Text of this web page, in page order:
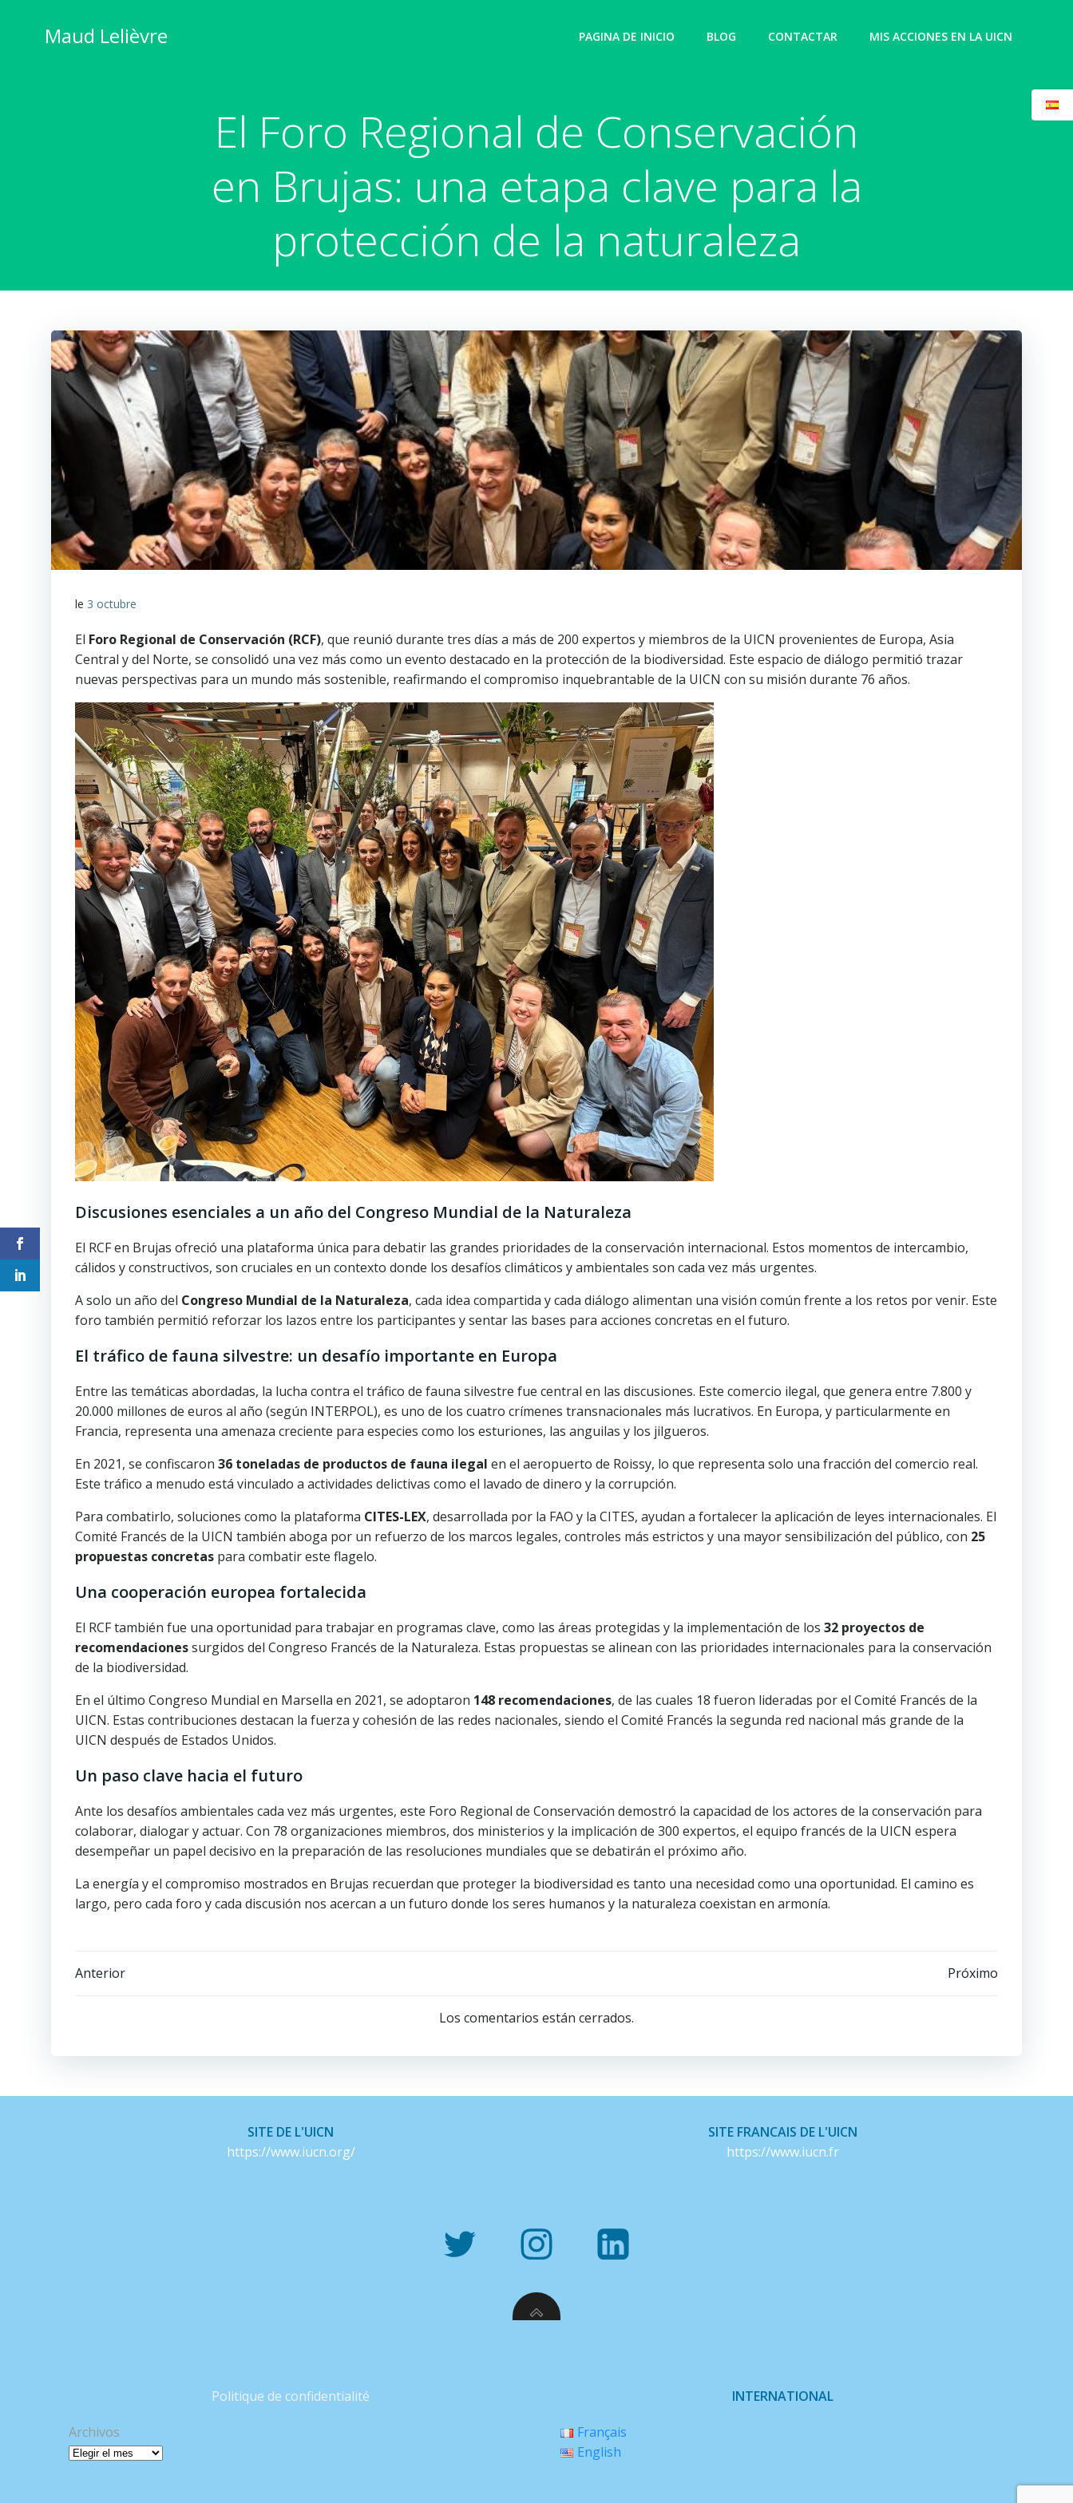
contenidoMaud Lelièvre PAGINA DE INICIO BLOG CONTACTAR MIS ACCIONES EN LA UICN
El Foro Regional de Conservación
en Brujas: una etapa clave para la
protección de la naturaleza
le 3 octubre
El Foro Regional de Conservación (RCF), que reunió durante tres días a más de 200 expertos y miembros de la UICN provenientes de Europa, Asia
Central y del Norte, se consolidó una vez más como un evento destacado en la protección de la biodiversidad. Este espacio de diálogo permitió trazar
nuevas perspectivas para un mundo más sostenible, reafirmando el compromiso inquebrantable de la UICN con su misión durante 76 años.
Discusiones esenciales a un año del Congreso Mundial de la Naturaleza
El RCF en Brujas ofreció una plataforma única para debatir las grandes prioridades de la conservación internacional. Estos momentos de intercambio,
cálidos y constructivos, son cruciales en un contexto donde los desafíos climáticos y ambientales son cada vez más urgentes.
A solo un año del Congreso Mundial de la Naturaleza, cada idea compartida y cada diálogo alimentan una visión común frente a los retos por venir. Este
foro también permitió reforzar los lazos entre los participantes y sentar las bases para acciones concretas en el futuro.
El tráfico de fauna silvestre: un desafío importante en Europa
Entre las temáticas abordadas, la lucha contra el tráfico de fauna silvestre fue central en las discusiones. Este comercio ilegal, que genera entre 7.800 y
20.000 millones de euros al año (según INTERPOL), es uno de los cuatro crímenes transnacionales más lucrativos. En Europa, y particularmente en
Francia, representa una amenaza creciente para especies como los esturiones, las anguilas y los jilgueros.
En 2021, se confiscaron 36 toneladas de productos de fauna ilegal en el aeropuerto de Roissy, lo que representa solo una fracción del comercio real.
Este tráfico a menudo está vinculado a actividades delictivas como el lavado de dinero y la corrupción.
Para combatirlo, soluciones como la plataforma CITES-LEX, desarrollada por la FAO y la CITES, ayudan a fortalecer la aplicación de leyes internacionales. El
Comité Francés de la UICN también aboga por un refuerzo de los marcos legales, controles más estrictos y una mayor sensibilización del público, con 25
propuestas concretas para combatir este flagelo.
Una cooperación europea fortalecida
El RCF también fue una oportunidad para trabajar en programas clave, como las áreas protegidas y la implementación de los 32 proyectos de
recomendacionessurgidos del Congreso Francés de la Naturaleza. Estas propuestas se alinean con las prioridades internacionales para la conservación
de la biodiversidad.
En el último Congreso Mundial en Marsella en 2021, se adoptaron 148 recomendaciones, de las cuales 18 fueron lideradas por el Comité Francés de la
UICN. Estas contribuciones destacan la fuerza y cohesión de las redes nacionales, siendo el Comité Francés la segunda red nacional más grande de la
UICN después de Estados Unidos.
Un paso clave hacia el futuro
Ante los desafíos ambientales cada vez más urgentes, este Foro Regional de Conservación demostró la capacidad de los actores de la conservación para
colaborar, dialogar y actuar. Con 78 organizaciones miembros, dos ministerios y la implicación de 300 expertos, el equipo francés de la UICN espera
desempeñar un papel decisivo en la preparación de las resoluciones mundiales que se debatirán el próximo año.
La energía y el compromiso mostrados en Brujas recuerdan que proteger la biodiversidad es tanto una necesidad como una oportunidad. El camino es
largo, pero cada foro y cada discusión nos acercan a un futuro donde los seres humanos y la naturaleza coexistan en armonía.
Navegación
entradas
Anterior
de
entradas
Próximo
Los comentarios están cerrados.
SITE DE L'UICN
https://www.iucn.org/
SITE FRANCAIS DE L'UICN
https://www.iucn.fr
Politique de confidentialité
Archivos
INTERNATIONAL
Français
English